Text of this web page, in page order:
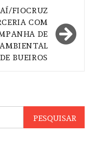
FIOCRUZ
COM
DE
BUEIROS